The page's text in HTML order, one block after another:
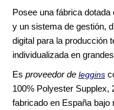
Posee una fábrica
y un sistema de gestión,
digital para la producción
individualizada en
Es proveedor de leggins
100% Polyester Supplex,
fabricado en España bajo